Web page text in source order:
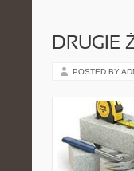
DRUGIE
POSTED BY